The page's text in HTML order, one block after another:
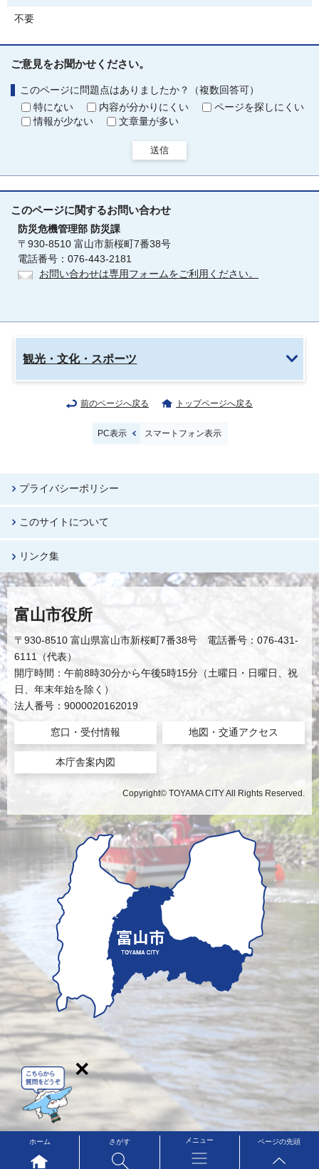
不要
ご意見をお聞かせください。
このページに問題点はありましたか？（複数回答可）
特にない
内容が分かりにくい
ページを探しにくい
情報が少ない
文章量が多い
送信
このページに関するお問い合わせ
防災危機管理部 防災課
〒930-8510 富山市新桜町7番38号
電話番号：076-443-2181
お問い合わせは専用フォームをご利用ください。
観光・文化・スポーツ
前のページへ戻る トップページへ戻る
PC表示 スマートフォン表示
ホーム さがす メニュー ページの先頭
プライバシーポリシー
このサイトについて
リンク集
富山市役所
〒930-8510 富山県富山市新桜町7番38号 電話番号：076-431-
6111（代表）
開庁時間：午前8時30分から午後5時15分（土曜日・日曜日、祝
日、年末年始を除く）
法人番号：9000020162019
窓口・受付情報 地図・交通アクセス
本庁舎案内図
Copyright© TOYAMA CITY All Rights Reserved.
×